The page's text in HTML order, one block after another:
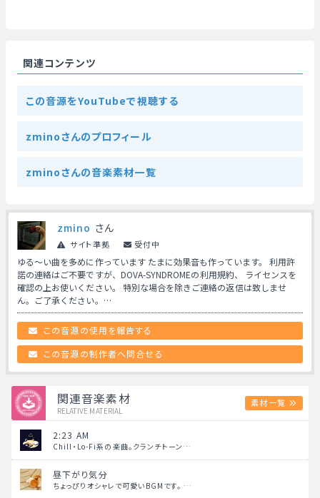
関連コンテンツ
この音源をYouTubeで視聴する
zminoさんのプロフィール
zminoさんの音楽素材一覧
zmino さん
サイト準拠 受付中
ゆる～い曲を多めに作っています たまに効果音も作っています。 利用許
諾の連絡はご不要ですが、DOVA-SYNDROMEの利用規約、 ライセンスを
確認の上お使いください。 特別な場合を除きご連絡の返信は致しませ
ん。ご了承ください。…
この音源の使用を報告する
この音源の制作者へ問合せる
関連音楽素材
RELATIVE MATERIAL
素材一覧
2:23 AM
Chill・Lo-Fi系の楽曲。クランチトーン…
昼下がり気分
ちょっぴりオシャレで可愛いBGMです。 …